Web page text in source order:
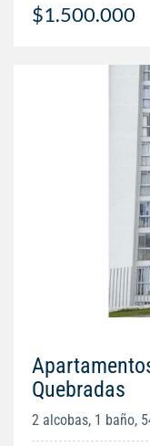
$1.500.000
Quebradas
2 alcobas, 1 baño,